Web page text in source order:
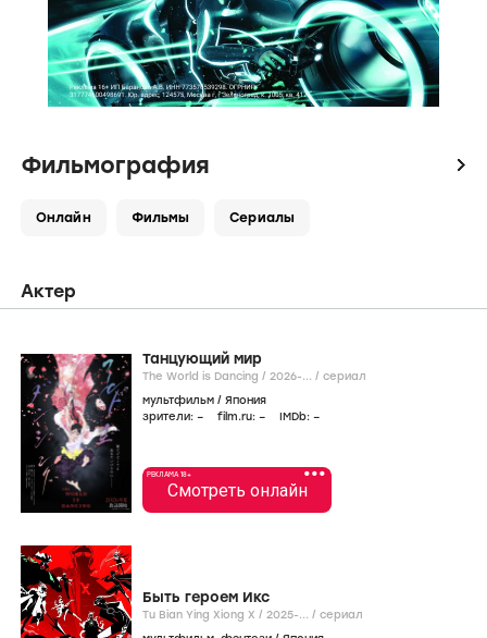
Фильмография icon
Онлайн Фильмы Сериалы
Актер
Танцующий мир
The World is Dancing / 2026-... / сериал
мультфильм / Япония
зрители: – film.ru: – IMDb: –
•••
РЕКЛАМА 18+
Смотреть онлайн
Быть героем Икс
Tu Bian Ying Xiong X / 2025-... / сериал